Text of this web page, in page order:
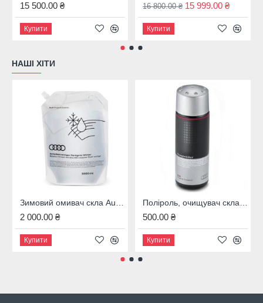
15 500.00 ₴
Купити
16 800.00 ₴ 15 999.00 ₴
Купити
НАШІ ХІТИ
Зимовий омивач скла Audi, 4M8096323B
2 000.00 ₴
Купити
Поліроль, очищувач скла Audi, 00A096329020
500.00 ₴
Купити